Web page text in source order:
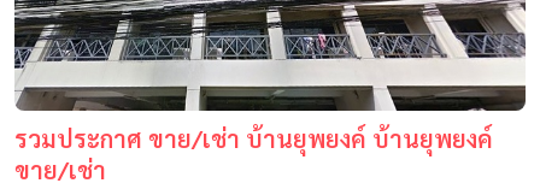
รวมประกาศ ขาย/เช่า บ้านยุพยงค์ บ้านยุพยงค์
ขาย/เช่า